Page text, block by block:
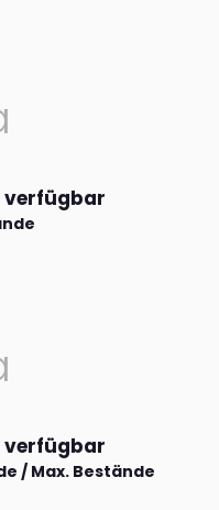
verfügbar
verfügbar
/ Max. Bestände